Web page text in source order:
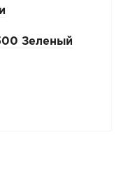
Зеленый